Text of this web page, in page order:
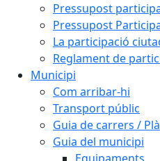
Pressupost
Pressupost
La participació
Reglament de
Municipi
Com arribar-hi
Transport públic
Guia de carrers /
Guia del municipi